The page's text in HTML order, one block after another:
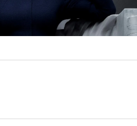
Wydawnictwo Znak
XIX